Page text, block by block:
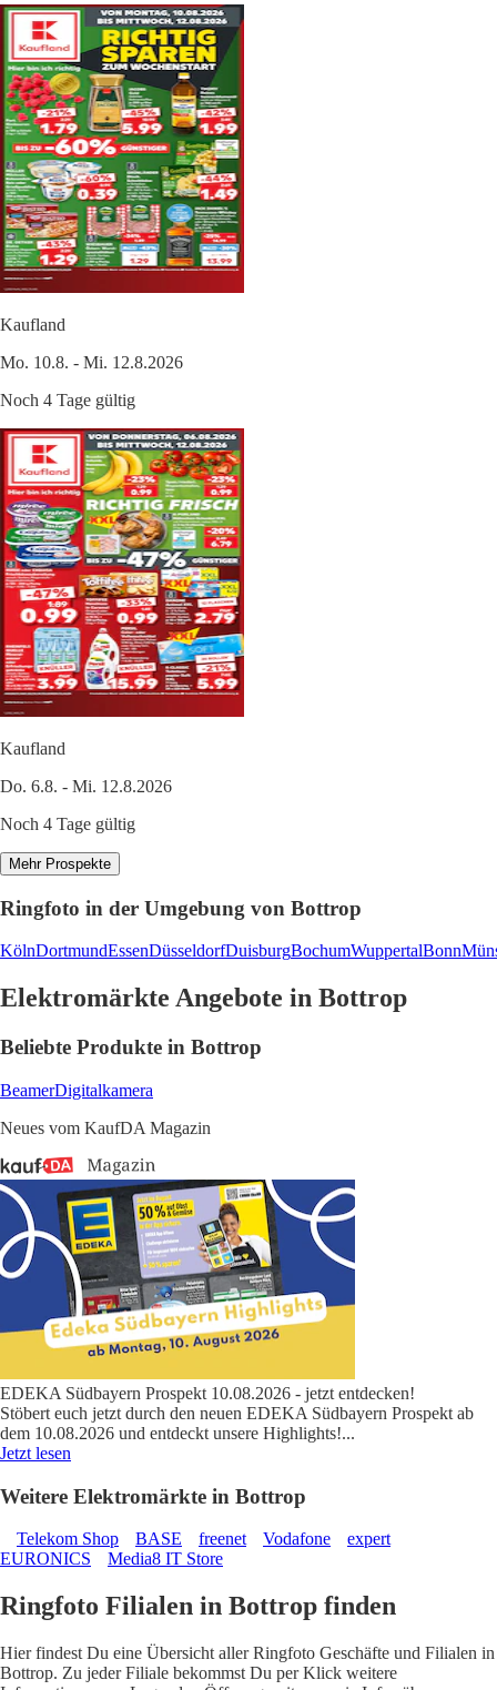
Kaufland
Mo. 10.8. - Mi. 12.8.2026
Noch 4 Tage gültig
Kaufland
Do. 6.8. - Mi. 12.8.2026
Noch 4 Tage gültig
Mehr Prospekte
Ringfoto in der Umgebung von Bottrop
KölnDortmundEssenDüsseldorfDuisburgBochumWuppertalBonn
Elektromärkte Angebote in Bottrop
Beliebte Produkte in Bottrop
BeamerDigitalkamera
Neues vom KaufDA Magazin
EDEKA Südbayern Prospekt 10.08.2026 - jetzt entdecken!
Stöbert euch jetzt durch den neuen EDEKA Südbayern Prospekt ab
dem 10.08.2026 und entdeckt unsere Highlights!...
Jetzt lesen
Weitere Elektromärkte in Bottrop
Telekom Shop BASE freenet Vodafone
expert
EURONICS
Media8 IT Store
Ringfoto Filialen in Bottrop finden
Hier findest Du eine Übersicht aller Ringfoto Geschäfte und Filialen in
Bottrop. Zu jeder Filiale bekommst Du per Klick weitere